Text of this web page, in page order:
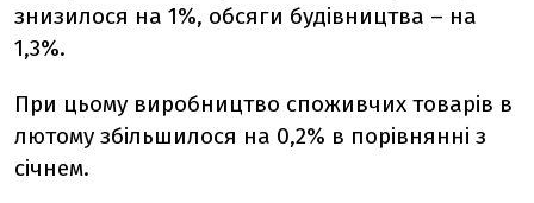
знизилося на 1%, обсяги будівництва – на
1,3%.
При цьому виробництво споживчих товарів в
лютому збільшилося на 0,2% в порівнянні з
січнем.